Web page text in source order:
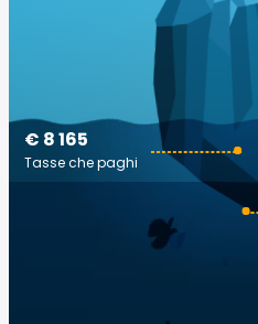
€ 8 165
Tasse che paghi